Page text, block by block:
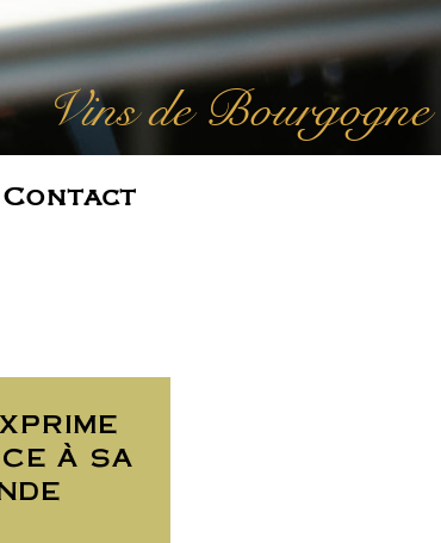
Vins de Bourgogne
Contact
à sa